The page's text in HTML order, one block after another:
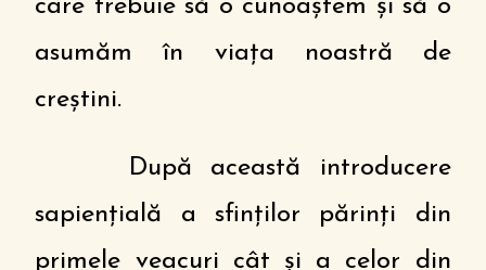
care trebuie să o cunoaștem și să o
asumăm în viața noastră de
creștini.
După această introducere
sapiențială a sfinților părinți din
primele veacuri cât și a celor din